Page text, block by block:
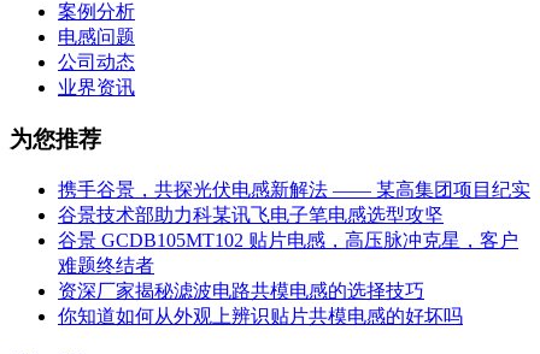
案例分析
电感问题
公司动态
业界资讯
为您推荐
携手谷景，共探光伏电感新解法 —— 某高集团项目纪实
谷景技术部助力科某讯飞电子笔电感选型攻坚
谷景 GCDB105MT102 贴片电感，高压脉冲克星，客户
难题终结者
资深厂家揭秘滤波电路共模电感的选择技巧
你知道如何从外观上辨识贴片共模电感的好坏吗